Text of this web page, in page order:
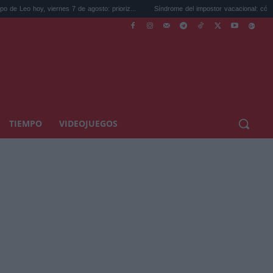
7 de agosto: prioriz... Síndrome del impostor vacacional: cómo dejar de se...
TIEMPO VIDEOJUEGOS